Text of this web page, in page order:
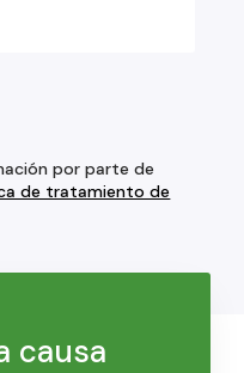
por parte de
de tratamiento de
causa